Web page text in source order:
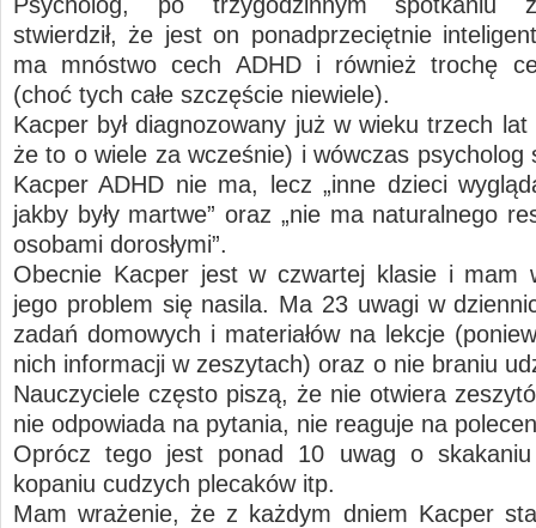
stwierdził, że jest on ponadprzeciętnie
ma mnóstwo cech ADHD i również trochę
(choć tych całe szczęście niewiele).
Kacper był diagnozowany już w wieku trzech
że to o wiele za wcześnie) i wówczas psycholog
Kacper ADHD nie ma, lecz „inne dzieci
jakby były martwe” oraz „nie ma naturalnego
osobami dorosłymi”.
Obecnie Kacper jest w czwartej klasie i mam
jego problem się nasila. Ma 23 uwagi w
zadań domowych i materiałów na lekcje
nich informacji w zeszytach) oraz o nie braniu
Nauczyciele często piszą, że nie otwiera
nie odpowiada na pytania, nie reaguje na
Oprócz tego jest ponad 10 uwag o skakaniu
kopaniu cudzych plecaków itp.
Mam wrażenie, że z każdym dniem Kacper